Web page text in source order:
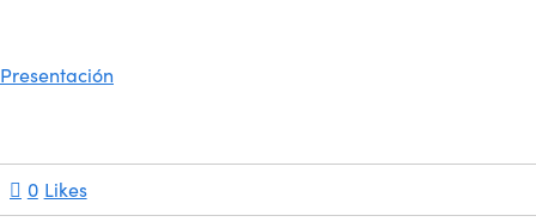
Presentación
0 Likes